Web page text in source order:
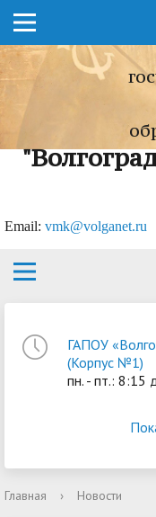
Еmail: vmk@volganet.ru
ГАПОУ
(Корпус №1)
пн. - пт.: 8:15
Главная › Новости